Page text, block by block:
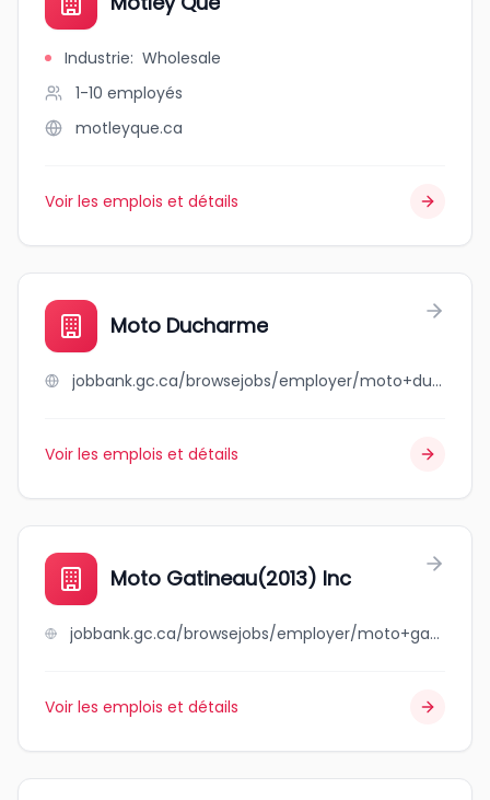
Industrie: Wholesale
1-10 employés
motleyque.ca
Voir les emplois et détails
Moto Ducharme
jobbank.gc.ca/browsejobs/employer/moto+ducharme/ca
Voir les emplois et détails
Moto Gatineau(2013) Inc
jobbank.gc.ca/browsejobs/employer/moto+gatineau%282013%29+inc/ca
Voir les emplois et détails